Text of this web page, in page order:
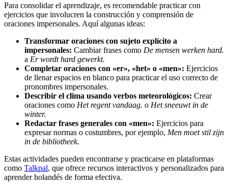
Para consolidar el aprendizaje, es recomendable practicar con
ejercicios que involucren la construcción y comprensión de
oraciones impersonales. Aquí algunas ideas:
Transformar oraciones con sujeto explícito a
impersonales: Cambiar frases como De mensen werken hard.
a Er wordt hard gewerkt.
Completar oraciones con «er», «het» o «men»: Ejercicios
de llenar espacios en blanco para practicar el uso correcto de
pronombres impersonales.
Describir el clima usando verbos meteorológicos: Crear
oraciones como Het regent vandaag. o Het sneeuwt in de
winter.
Redactar frases generales con «men»: Ejercicios para
expresar normas o costumbres, por ejemplo, Men moet stil zijn
in de bibliotheek.
Estas actividades pueden encontrarse y practicarse en plataformas
como Talkpal, que ofrece recursos interactivos y personalizados para
aprender holandés de forma efectiva.